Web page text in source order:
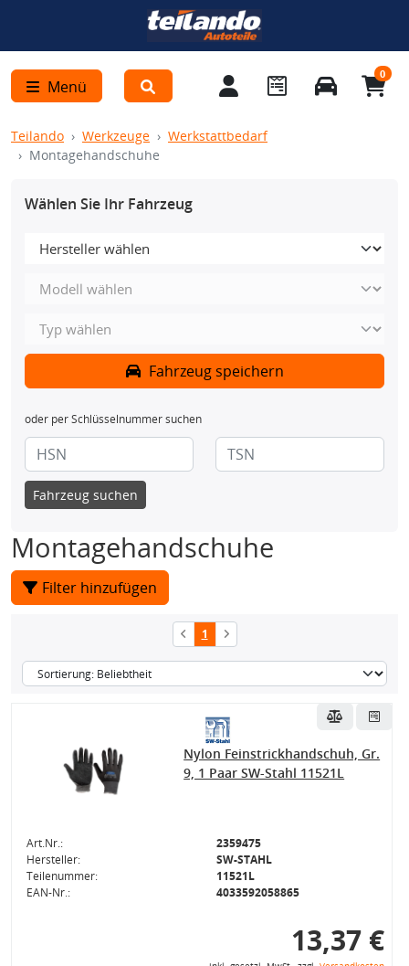
Menü
0
Teilando Werkzeuge
Werkstattbedarf
Montagehandschuhe
Wählen Sie Ihr Fahrzeug
Fahrzeug speichern
oder per Schlüsselnummer suchen
Fahrzeug suchen
Montagehandschuhe
Filter hinzufügen
1
Nylon Feinstrickhandschuh, Gr.
9, 1 Paar SW-Stahl 11521L
Art.Nr.:
2359475
Hersteller:
SW-STAHL
Teilenummer:
11521L
EAN-Nr.:
4033592058865
13,37 €